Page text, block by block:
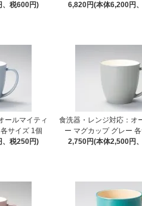
、税600円)
6,820円(本体6,200円
ールマイティ
サイズ 1個
、税250円)
食洗器・レンジ対応：オ
ー マグカップ グレー
2,750円(本体2,500円